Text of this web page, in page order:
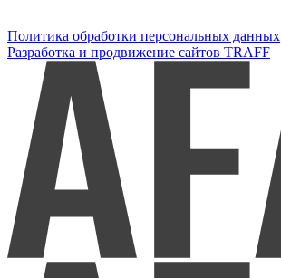
Политика обработки персональных данных
Разработка и продвижение сайтов TRAFF